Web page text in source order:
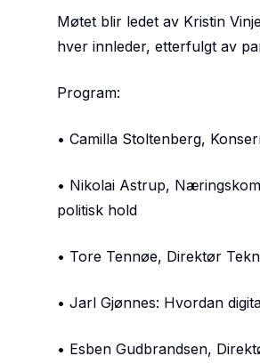
Møtet blir ledet av Kristin
hver innleder, etterfulgt av
Program:
• Camilla Stoltenberg,
• Nikolai Astrup,
politisk hold
• Tore Tennøe, Direktør
• Jarl Gjønnes: Hvordan
• Esben Gudbrandsen,